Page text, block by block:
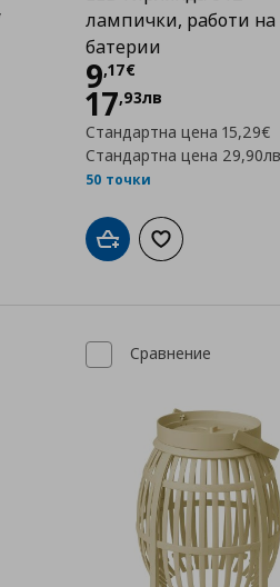
с любими
лампички, работи на
батерии
9,17€
Цена
17,93лв
Стандартна цена 15,29€
Стандартна цена 29,90лв
50 точки
Добави в кошницата
Добави към
Сравнение